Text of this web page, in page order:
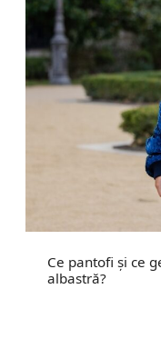
Ce pantofi și ce
albastră?